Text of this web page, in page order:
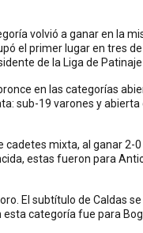
volvió a ganar en la
el primer lugar en tres
de la Liga de Patinaje
en las categorías
sub-19 varones y abierta
cadetes mixta, al ganar 2-0
estas fueron para
El subtítulo de Caldas se
categoría fue para